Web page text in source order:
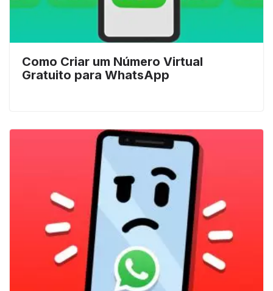
Como Criar um Número Virtual
Gratuito para WhatsApp